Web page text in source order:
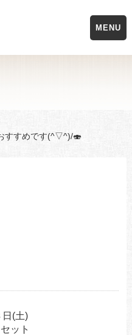
すすめです(^▽^)/🍣
日(土)
ット
MENU